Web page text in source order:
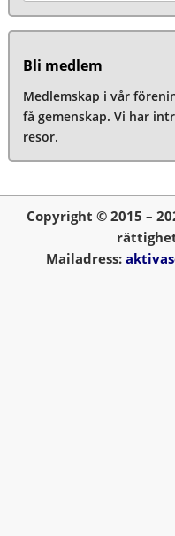
Bli medlem
Medlemskap i vår
få gemenskap. Vi har
resor.
Copyright © 2015 –
Mailadress: